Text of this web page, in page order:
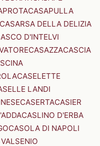
CASAPULLA
CASARSA DELLA DELIZIA
D'INTELVI
CASAZZACASCIA
CASELETTE
LANDI
CASERTACASIER
CASLINO D'ERBA
CASOLA DI NAPOLI